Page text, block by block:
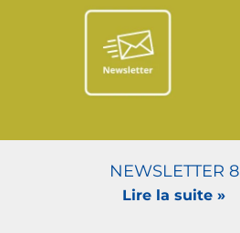
NEWSLETTER 8
Lire la suite »